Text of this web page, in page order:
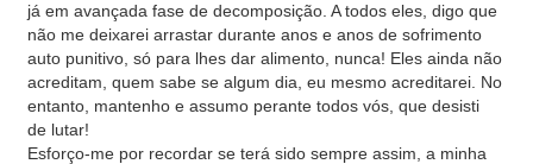
já em avançada fase de decomposição. A todos eles, digo que
não me deixarei arrastar durante anos e anos de sofrimento
auto punitivo, só para lhes dar alimento, nunca! Eles ainda não
acreditam, quem sabe se algum dia, eu mesmo acreditarei. No
entanto, mantenho e assumo perante todos vós, que desisti
de lutar!
Esforço-me por recordar se terá sido sempre assim, a minha